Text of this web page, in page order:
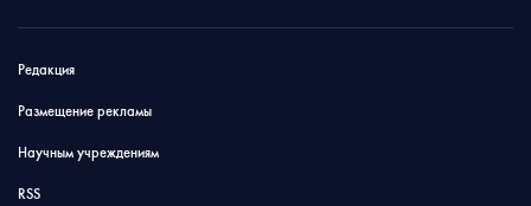
Редакция
Размещение рекламы
Научным учреждениям
RSS